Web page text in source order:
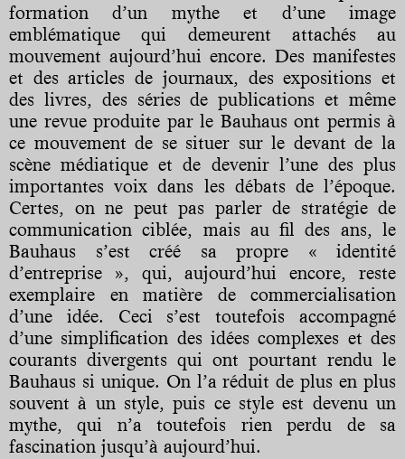
formation d’un mythe et d’une image
emblématique qui demeurent attachés au
mouvement aujourd’hui encore. Des manifestes
et des articles de journaux, des expositions et
des livres, des séries de publications et même
une revue produite par le Bauhaus ont permis à
ce mouvement de se situer sur le devant de la
scène médiatique et de devenir l’une des plus
importantes voix dans les débats de l’époque.
Certes, on ne peut pas parler de stratégie de
communication ciblée, mais au fil des ans, le
Bauhaus s’est créé sa propre « identité
d’entreprise », qui, aujourd’hui encore, reste
exemplaire en matière de commercialisation
d’une idée. Ceci s’est toutefois accompagné
d’une simplification des idées complexes et des
courants divergents qui ont pourtant rendu le
Bauhaus si unique. On l’a réduit de plus en plus
souvent à un style, puis ce style est devenu un
mythe, qui n’a toutefois rien perdu de sa
fascination jusqu’à aujourd’hui.